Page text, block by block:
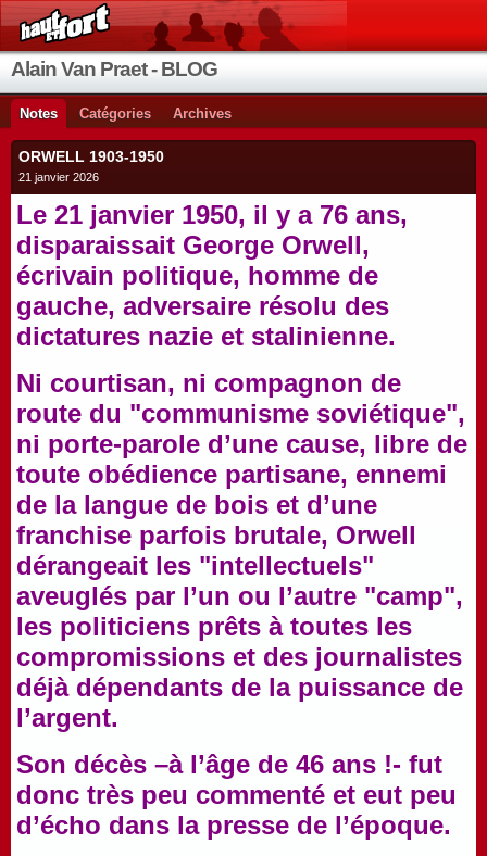
Alain Van Praet - BLOG
Notes Catégories Archives
ORWELL 1903-1950
21 janvier 2026
Le 21 janvier 1950, il y a 76 ans,
disparaissait George Orwell,
écrivain politique, homme de
gauche, adversaire résolu des
dictatures nazie et stalinienne.
Ni courtisan, ni compagnon de
route du "communisme soviétique",
ni porte-parole d’une cause, libre de
toute obédience partisane, ennemi
de la langue de bois et d’une
franchise parfois brutale, Orwell
dérangeait les "intellectuels"
aveuglés par l’un ou l’autre "camp",
les politiciens prêts à toutes les
compromissions et des journalistes
déjà dépendants de la puissance de
l’argent.
Son décès –à l’âge de 46 ans !- fut
donc très peu commenté et eut peu
d’écho dans la presse de l’époque.